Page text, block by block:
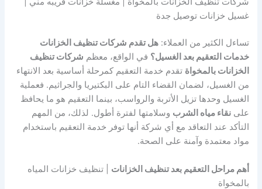
غسيل خزانات توصيل جدة
تساءل الكثير من العملاء:هل تقدم شركات تنظيف الخزانات
خدمات التعقيم بعد الغسيل؟ في الواقع، معظم شركات تنظيف
الخزانات بالمخواة تقدم خدمة التعقيم كمرحلة أساسية بعد الانتهاء
من الغسيل، لضمان القضاء التام على البكتيريا والجراثيم. فعملية
الغسيل وحدها تزيل الأتربة والرواسب، بينما التعقيم هو ما يحافظ
علىنقاء مياه الشرب وسلامتها لفترة أطول. لذلك، من المهم
التأكد عند التعاقد مع أي شركة أنها توفر خدمة التعقيم باستخدام
مواد معتمدة وآمنة على الصحة.
أهم مراحل التعقيم بعد تنظيف الخزانات | تنظيف خزانات المياه
بالمخواة